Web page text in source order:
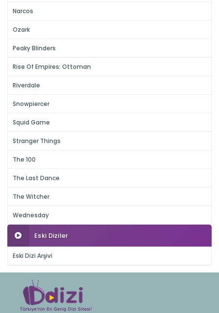
Narcos
Ozark
Peaky Blinders
Rise Of Empires: Ottoman
Riverdale
Snowpiercer
Squid Game
Stranger Things
The 100
The Last Dance
The Witcher
Wednesday
Eski Diziler
Eski Dizi Arşivi